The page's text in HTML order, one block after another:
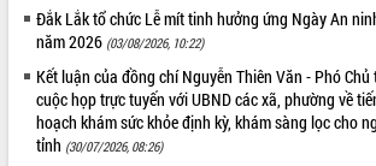
Đắk Lắk tổ chức Lễ mít tinh hưởng ứng Ngày An
năm 2026 (03/08/2026, 10:22)
Kết luận của đồng chí Nguyễn Thiên Văn - Phó
cuộc họp trực tuyến với UBND các xã, phường về
hoạch khám sức khỏe định kỳ, khám sàng lọc cho
tỉnh (30/07/2026, 08:26)